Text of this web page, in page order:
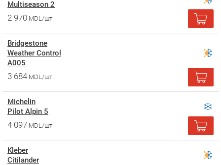
Multiseason 2
2 970 MDL/шт
Bridgestone
Weather Control
A005
3 684 MDL/шт
Michelin
Pilot Alpin 5
4 097 MDL/шт
Kleber
Citilander